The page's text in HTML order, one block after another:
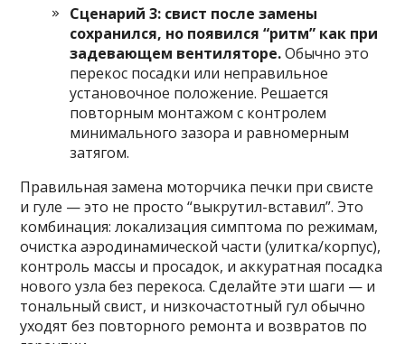
Сценарий 3: свист после замены
сохранился, но появился “ритм” как при
задевающем вентиляторе.Обычно это
перекос посадки или неправильное
установочное положение. Решается
повторным монтажом с контролем
минимального зазора и равномерным
затягом.
Правильная замена моторчика печки при свисте
и гуле — это не просто “выкрутил-вставил”. Это
комбинация: локализация симптома по режимам,
очистка аэродинамической части (улитка/корпус),
контроль массы и просадок, и аккуратная посадка
нового узла без перекоса. Сделайте эти шаги — и
тональный свист, и низкочастотный гул обычно
уходят без повторного ремонта и возвратов по